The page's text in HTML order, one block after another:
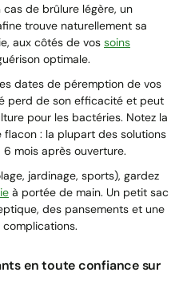
de brûlure légère, un
trouve naturellement sa
aux côtés de vos soins
optimale.
dates de péremption de vos
perd de son efficacité et peut
pour les bactéries. Notez la
: la plupart des solutions
mois après ouverture.
jardinage, sports), gardez
à portée de main. Un petit sac
des pansements et une
en toute confiance sur